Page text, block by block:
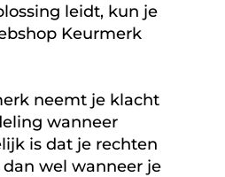
leidt, kun je
Keurmerk
neemt je klacht
wanneer
is dat je rechten
wel wanneer je